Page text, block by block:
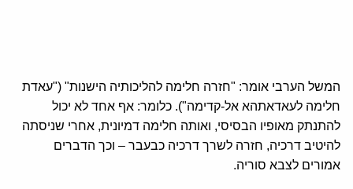
המשל הערבי אומר: "חזרה חלימה להליכותיה הישנות" ("עאדת
חלימה לעאדאתהא אל-קדימה"). כלומר: אף אחד לא יכול
להתנתק מאופיו הבסיסי, ואותה חלימה דמיונית, אחרי שניסתה
להיטיב דרכיה, חזרה לשרך דרכיה כבעבר – וכך הדברים
אמורים לצבא סוריה.